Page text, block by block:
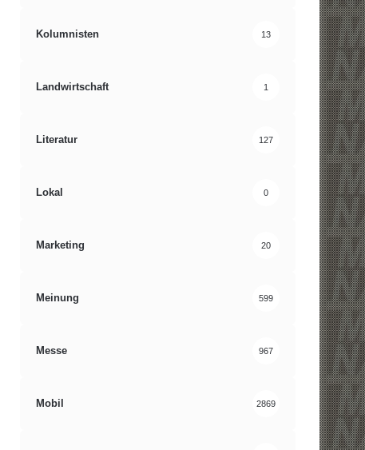
Kolumnisten 13
Landwirtschaft 1
Literatur 127
Lokal 0
Marketing 20
Meinung 599
Messe 967
Mobil 2869